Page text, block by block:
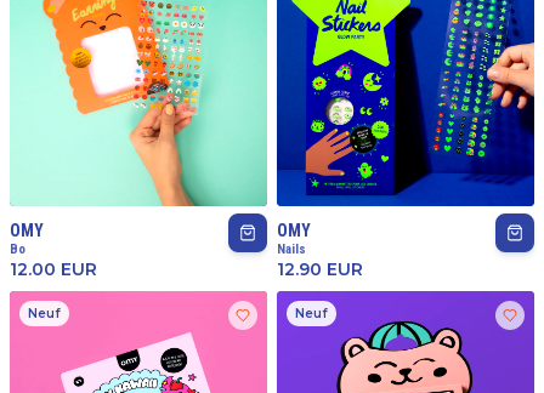
OMY
Bo
12.00 EUR
OMY
Nails
12.90 EUR
Neuf Neuf